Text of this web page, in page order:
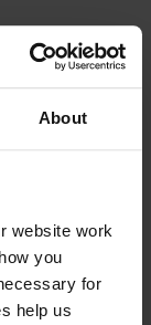
About
website work
you
for
help us
UK.
a